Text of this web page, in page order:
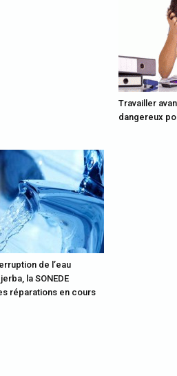
Travailler
dangereux
de l’eau
la SONEDE
réparations en cours